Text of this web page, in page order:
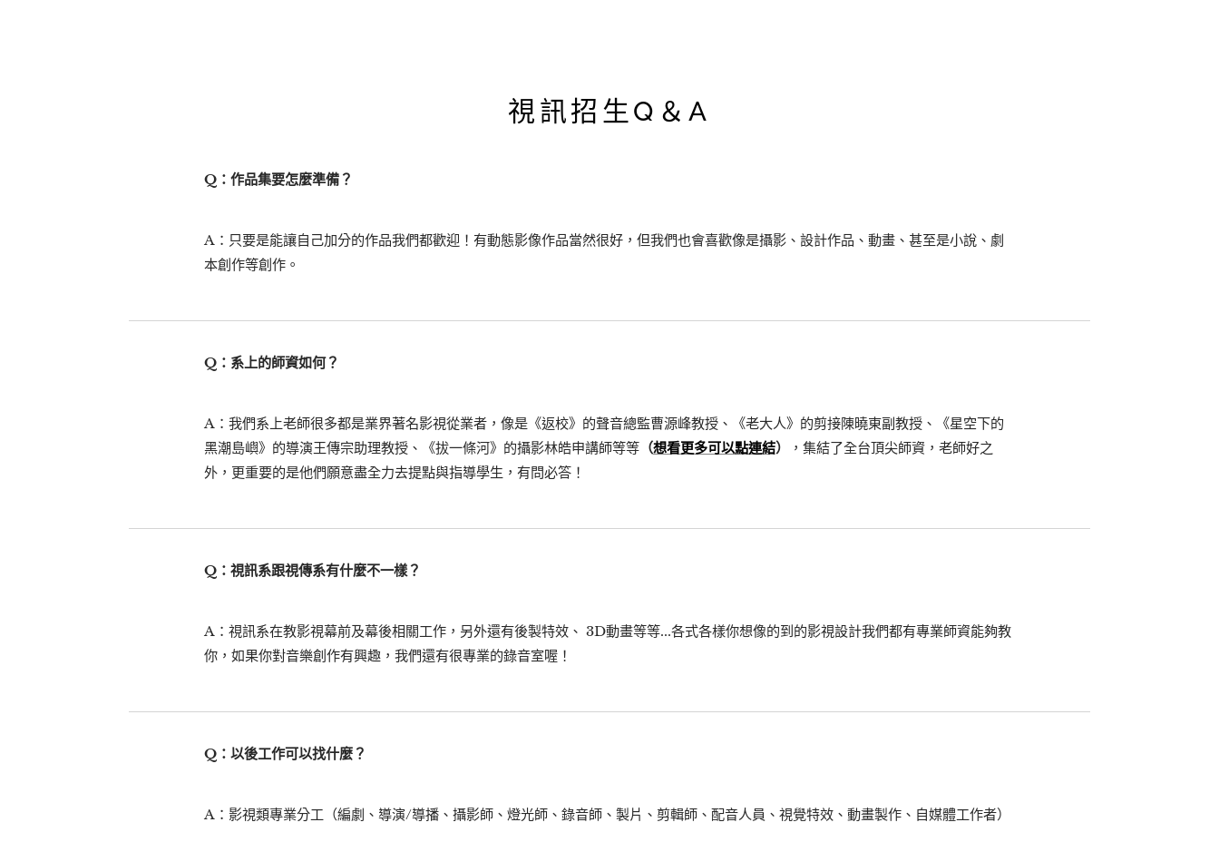
視訊招生Q＆A
Q：作品集要怎麼準備？
A：只要是能讓自己加分的作品我們都歡迎！有動態影像作品當然很好，但我們也會喜歡像是攝影、設計作品、動畫、甚至是小說、劇
本創作等創作。
Q：系上的師資如何？
A：我們系上老師很多都是業界著名影視從業者，像是《返校》的聲音總監曹源峰教授、《老大人》的剪接陳曉東副教授、《星空下的
黑潮島嶼》的導演王傳宗助理教授、《拔一條河》的攝影林皓申講師等等（想看更多可以點連結）
，集結了全台頂尖師資，老師好之
外，更重要的是他們願意盡全力去提點與指導學生，有問必答！
Q：視訊系跟視傳系有什麼不一樣？
A：視訊系在教影視幕前及幕後相關工作，另外還有後製特效、 3D動畫等等...各式各樣你想像的到的影視設計我們都有專業師資能夠教
你，如果你對音樂創作有興趣，我們還有很專業的錄音室喔！
Q：以後工作可以找什麼？
A：影視類專業分工（編劇、導演/導播、攝影師、燈光師、錄音師、製片、剪輯師、配音人員、視覺特效、動畫製作、自媒體工作者）